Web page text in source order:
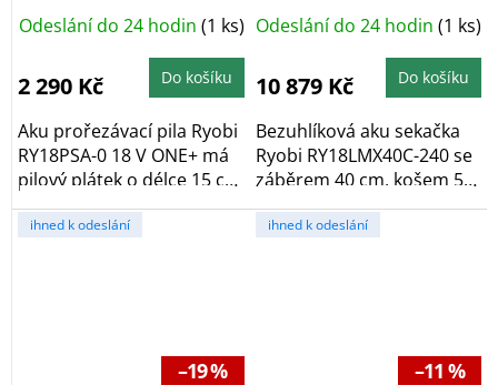
Odeslání do 24 hodin (1 ks)
2 290 Kč Do košíku
Aku prořezávací pila Ryobi
RY18PSA-0 18 V ONE+ má
pilový plátek o délce 15 cm
a řeznou...
Nabroušení nože zdarma
Odeslání do 24 hodin (1 ks)
10 879 Kč Do košíku
Bezuhlíková aku sekačka
Ryobi RY18LMX40C-240 se
záběrem 40 cm, košem 50
l a centrálním...
ihned k odeslání
–19 %
ihned k odeslání
–11 %